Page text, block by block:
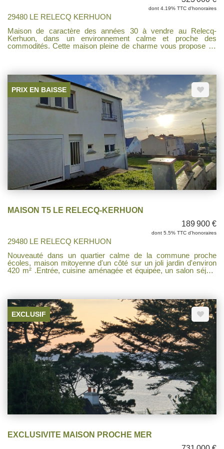
dont 4.19% TTC d'honoraires
29480 LE RELECQ KERHUON
Maison de caractère des années 30 à vendre au Relecq-
Kerhuon, dans un environnement calme et proche des
commodités. Cette maison pleine de charme vous propose au
beaux jours. À l'étage, vous découvrirez deux chambres, une
salle d'eau ainsi qu'un espace bureau. Vous apprécierez
également son jardin clos exposé sud-ouest, parfait pour les
moments de détente en extérieur. Une cave sous toute la
maison complète ce bien.
PRIX EN BAISSE
MAISON T5 LE RELECQ-KERHUON
189 900 €
dont 5.5% TTC d'honoraires
29480 LE RELECQ KERHUON
Nouveauté dans un quartier calme de la commune proche
écoles, maison mitoyenne d'un côté sur un joli jardin d'environ
420 m² .Entrée, cuisine aménagée et équipée, un salon séjour
chauffage déco..)
EXCLUSIF
EXCLUSIVITE MAISON PROCHE MER